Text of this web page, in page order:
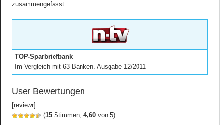
zusammengefasst.
TOP-Sparbriefbank
Im Vergleich mit 63 Banken. Ausgabe 12/2011
User Bewertungen
[reviewr]
(15 Stimmen,4,60 von 5)